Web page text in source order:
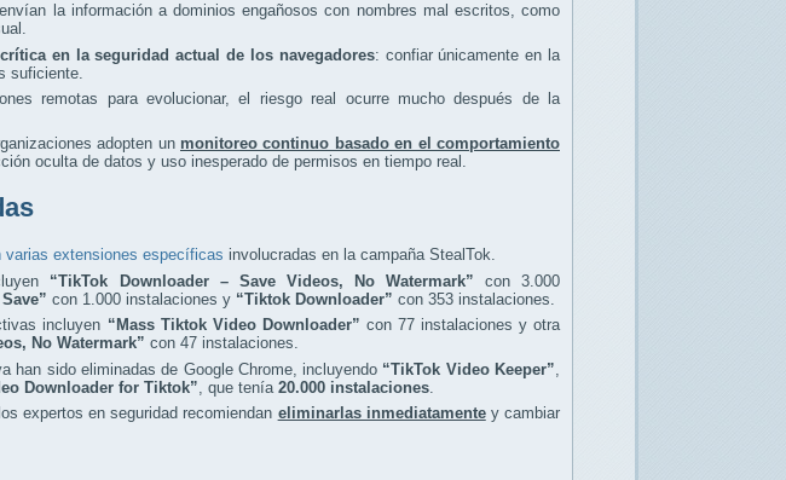
la información a dominios engañosos con nombres mal escritos, como
en la seguridad actual de los navegadores: confiar únicamente en la
suficiente.
remotas para evolucionar, el riesgo real ocurre mucho después de la
adopten un monitoreo continuo basado en el comportamiento
oculta de datos y uso inesperado de permisos en tiempo real.
varias extensiones específicas involucradas en la campaña StealTok.
“TikTok Downloader – Save Videos, No Watermark” con 3.000
con 1.000 instalaciones y “Tiktok Downloader” con 353 instalaciones.
incluyen “Mass Tiktok Video Downloader” con 77 instalaciones y otra
No Watermark” con 47 instalaciones.
han sido eliminadas de Google Chrome, incluyendo “TikTok Video Keeper”
Downloader for Tiktok” , que tenía 20.000 instalaciones
expertos en seguridad recomiendan eliminarlas inmediatamentey cambiar